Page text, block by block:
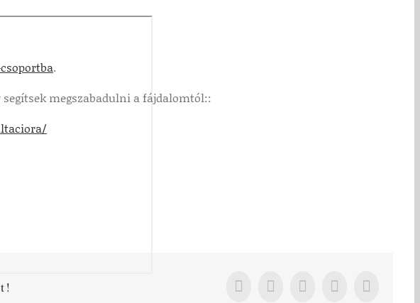
.
megszabadulni a fájdalomtól::
FacebookLinkedInWhatsApp
PinterestEmail: